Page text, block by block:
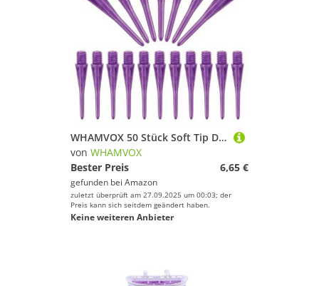
WHAMVOX 50 Stück Soft Tip Dartspitzen Kunststoffspitzen Langlebig Stabil Professionell Kompatibel für Indoor Dartpfeile Ersatzteile
von WHAMVOX
Bester Preis
6,65 €
gefunden bei Amazon
zuletzt überprüft am 27.09.2025 um 00:03; der
Preis kann sich seitdem geändert haben.
Keine weiteren Anbieter